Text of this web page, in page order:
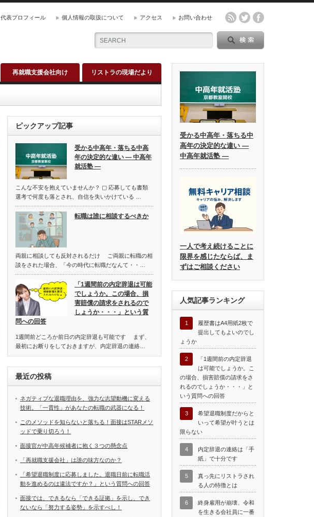
代表プロフィール 個人情報の取扱について アクセス お問い合わせ
再就職支援会社向け リストラの現場だより
ピックアップ記事
受かる中高年・落ちる中高
年の決定的な違い ― 中高年
就活塾 ―
こんな不安を抱えていませんか？ ▢ 応募しても書類
選考で何度も落とされ、自信を失いかけている …
転職は誰に相談するべきか
両親に相談しても反対されるだけ ご両親に転職の相
談をされた場合、「今の時代に転職だなんて・・…
「1週間前の内定辞退は可能
でしょうか。この場合、損
害賠償の請求をされるので
しょうか・・・」という質
問への回答
1週間前どころか前日の内定辞退も可能です まず、
最初にお断りをしておきますが、内定辞退の連絡…
最近の投稿
ネガティブな退職理由を、強力な志望動機に変える
技術。「一貫性」があなたの転職の武器になる！
このメソッドを知らないと落ちる！面接はSTARメソ
ッドで乗り切ろう！
面接官が中高年候補者に抱く３つの懸念点
「再就職支援会社」は誰の味方なのか？
「希望退職制度に応募しました。退職日前に転職活
動を進めるのは違法ですか？」という質問への回答
面接では、できるなら「できる証拠」を示し、でき
ないなら「努力する姿勢」を示すべし！
受かる中高年・落ちる中
高年の決定的な違い ―
中高年就活塾 ―
一人で考え続けることに
限界を感じたならば、ま
ずはご相談ください
人気記事ランキング
1
履歴書はA4用紙2枚で
提出してもよいのでし
ょうか
2
「1週間前の内定辞退
は可能でしょうか。こ
の場合、損害賠償の請求をさ
れるのでしょうか・・・」と
いう質問への回答
3
希望退職制度だからと
いって希望が叶うとは
限らない
4
内定辞退の連絡は「手
紙」で十分です
5
真っ先にリストラされ
る人の特徴とは
6
終身雇用が崩壊、令和
を生きる会社員に一番